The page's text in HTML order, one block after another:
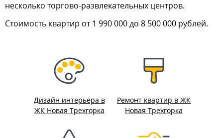
несколько торгово-развлекательных центров.
Стоимость квартир от 1 990 000 до 8 500 000 рублей.
Дизайн интерьера в
ЖК Новая Трехгорка
Ремонт квартир в ЖК
Новая Трехгорка